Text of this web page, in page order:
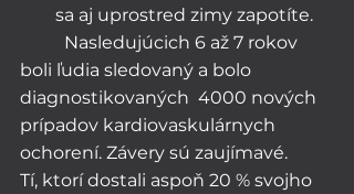
sa aj uprostred zimy zapotíte.
boli ľudia sledovaný a bolo
diagnostikovaných  4000 nových
prípadov kardiovaskulárnych
ochorení. Závery sú zaujímavé.
Tí, ktorí dostali aspoň 20 % svojho